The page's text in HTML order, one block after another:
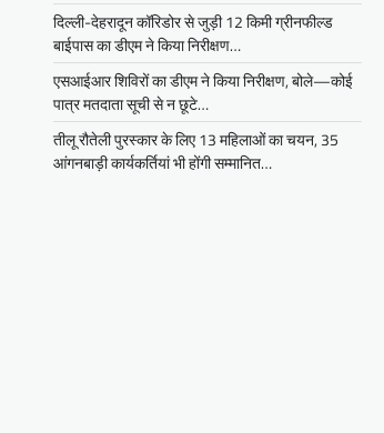
दिल्ली-देहरादून कॉरिडोर से जुड़ी 12 किमी ग्रीनफील्ड
बाईपास का डीएम ने किया निरीक्षण…
एसआईआर शिविरों का डीएम ने किया निरीक्षण, बोले—कोई
पात्र मतदाता सूची से न छूटे…
तीलू रौतेली पुरस्कार के लिए 13 महिलाओं का चयन, 35
आंगनबाड़ी कार्यकर्तियां भी होंगी सम्मानित…